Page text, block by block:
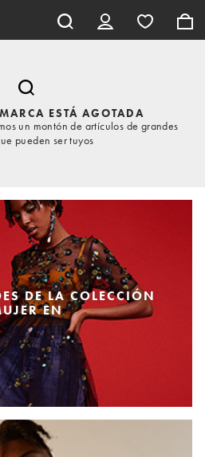
ESTÁ AGOTADA
un montón de artículos de grandes
pueden ser tuyos
DE LA COLECCIÓN
EN